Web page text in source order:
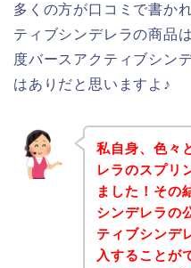
多くの方が口コミで書か
ティブシンデレラの商品
度バースアクティブシン
はありだと思いますよ♪
私自身、色々
レラのスプリ
ました！その
シンデレラの
ティブシンデ
入することが